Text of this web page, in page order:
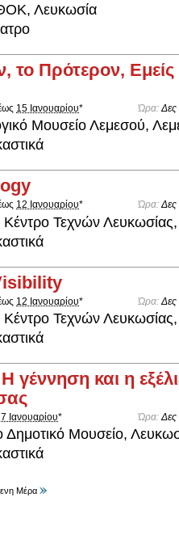
Λευκωσία
το Πρότερον,
15 Ιανουαρίου* Ώρα:Δες
Μουσείο Λεμεσού,
12 Ιανουαρίου* Ώρα:Δες
Κέντρο Τεχνών
12 Ιανουαρίου* Ώρα: Δες
Κέντρο Τεχνών
γέννηση και η
Ιανουαρίου* Ώρα: Δες
Δημοτικό Μουσείο,
Μέρα